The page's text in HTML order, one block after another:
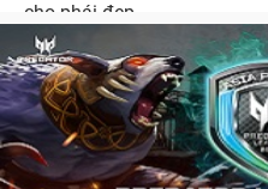
cho phái đẹp.